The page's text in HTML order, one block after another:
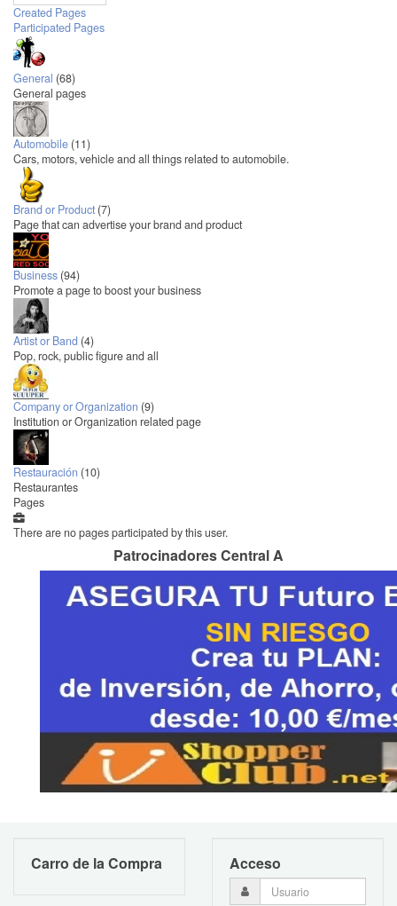
Created Pages
Participated Pages
General (68)
General pages
Automobile (11)
Cars, motors, vehicle and all things related to automobile.
Brand or Product (7)
Page that can advertise your brand and product
Business (94)
Promote a page to boost your business
Artist or Band (4)
Pop, rock, public figure and all
Company or Organization (9)
Institution or Organization related page
Restauración (10)
Restaurantes
Pages
There are no pages participated by this user.
Patrocinadores Central A
Carro de la Compra Acceso